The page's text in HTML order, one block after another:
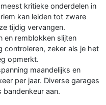
kritieke onderdelen in
kan leiden tot zware
tijdig vervangen.
en remblokken slijten
controleren, zeker als je het
opmerkt.
maandelijks en
per jaar. Diverse garages
bandenkeur aan.